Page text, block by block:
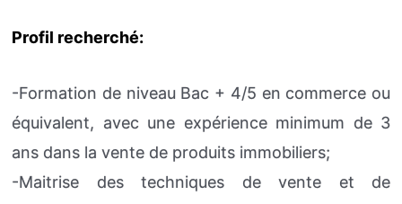
Profil recherché:
-Formation de niveau Bac + 4/5 en commerce ou
équivalent, avec une expérience minimum de 3
ans dans la vente de produits immobiliers;
-Maitrise des techniques de vente et de